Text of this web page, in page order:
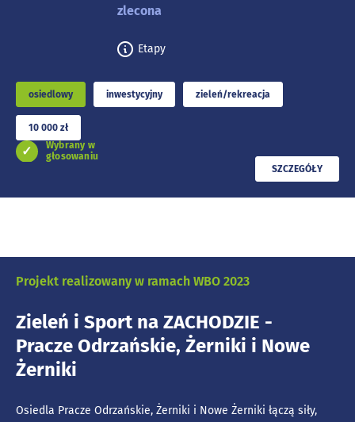
zlecona
Etapy
Wybrany w
głosowaniu
osiedlowy inwestycyjny zieleń/rekreacja
10 000 zł
PRZECZYTAJ
SZCZEGÓŁY
Projekt realizowany w ramach WBO 2023
Zieleń i Sport na ZACHODZIE -
Pracze Odrzańskie, Żerniki i Nowe
Żerniki
Osiedla Pracze Odrzańskie, Żerniki i Nowe Żerniki łączą siły,